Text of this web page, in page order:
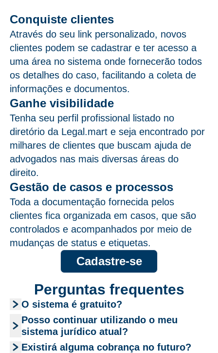
Conquiste clientes
Através do seu link personalizado, novos
clientes podem se cadastrar e ter acesso a
uma área no sistema onde fornecerão todos
os detalhes do caso, facilitando a coleta de
informações e documentos.
Ganhe visibilidade
Tenha seu perfil profissional listado no
diretório da Legal.mart e seja encontrado por
milhares de clientes que buscam ajuda de
advogados nas mais diversas áreas do
direito.
Gestão de casos e processos
Toda a documentação fornecida pelos
clientes fica organizada em casos, que são
controlados e acompanhados por meio de
mudanças de status e etiquetas.
Cadastre-se
Perguntas frequentes
O sistema é gratuito?
Posso continuar utilizando o meu
sistema jurídico atual?
Existirá alguma cobrança no futuro?